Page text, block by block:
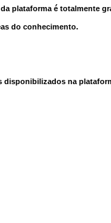
plataforma é totalmente
do conhecimento.
na